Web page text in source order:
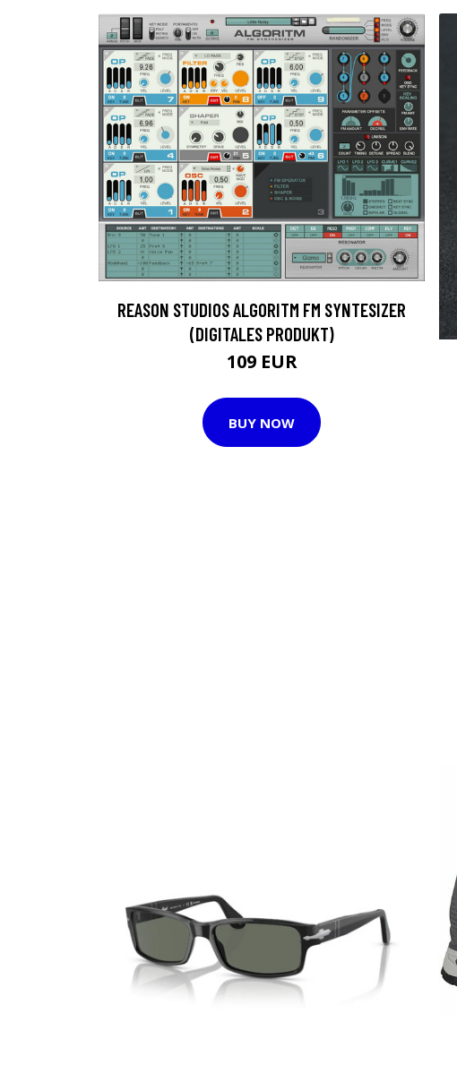
REASON STUDIOS ALGORITM FM SYNTESIZER
(DIGITALES PRODUKT)
109 EUR
BUY NOW